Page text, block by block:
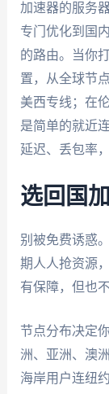
加速器的服务
专门优化到国
的路由。当你
置，从全球节
美西专线；在
是简单的就近
延迟、丢包率
选回国
别被免费诱惑
期人人抢资源
有保障，但也
节点分布决定
洲、亚洲、澳
海岸用户连纽